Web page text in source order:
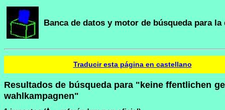
Banca de datos y motor de búsqueda para
Traducir esta página en castellano
Resultados de búsqueda para "keine ffentlichen
wahlkampagnen"